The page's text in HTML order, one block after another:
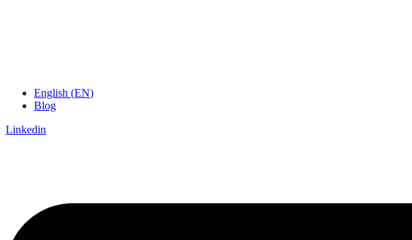
English (EN)
Blog
Linkedin